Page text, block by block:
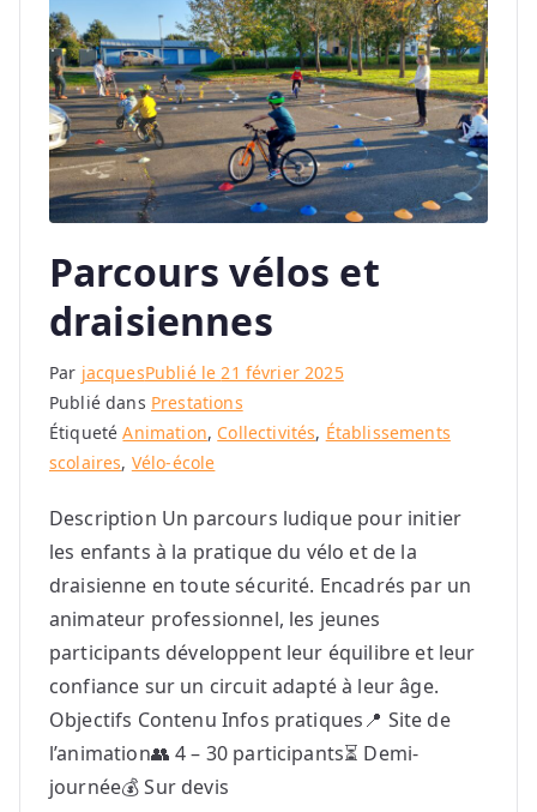
Parcours vélos et
draisiennes
Par jacquesPublié le21 février 2025
Publié dans Prestations
ÉtiquetéAnimation, Collectivités, Établissements
scolaires, Vélo-école
Description Un parcours ludique pour initier
les enfants à la pratique du vélo et de la
draisienne en toute sécurité. Encadrés par un
animateur professionnel, les jeunes
participants développent leur équilibre et leur
confiance sur un circuit adapté à leur âge.
Objectifs Contenu Infos pratiques📍 Site de
l’animation👥 4 – 30 participants⏳ Demi-
journée💰 Sur devis